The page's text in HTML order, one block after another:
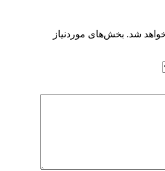
شد. بخش‌های موردنیاز